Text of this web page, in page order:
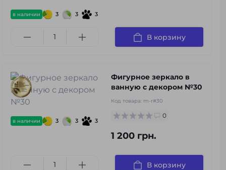
в наличии 3 3 3
В корзину
в наличии 3 3 3
Фигурное зеркало в
ванную с декором №30
Код товара: m-r#30
0
1 200 грн.
В корзину